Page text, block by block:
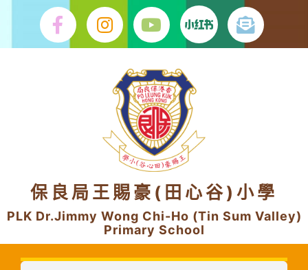
content
保良局王賜豪(田心谷)小學
PLK Dr.Jimmy Wong Chi-Ho (Tin Sum Valley)
Primary School